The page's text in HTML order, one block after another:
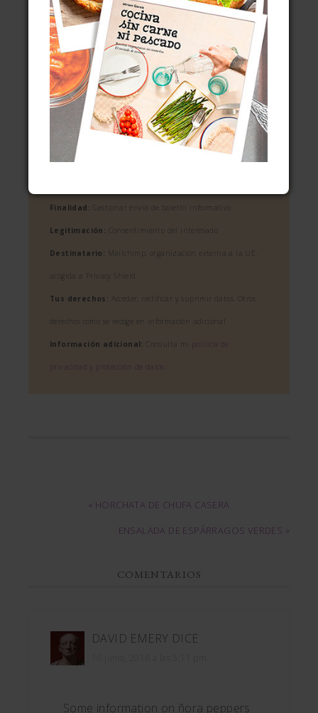
Acepto recibir información sobre
tus cursos y actividades
Información básica sobre protección de
datos
Responsable: Miriam García Martínez/El invitado de
Finalidad: Gestionar envío de boletín informativo
Legitimación: Consentimiento del interesado
Destinatario: Mailchimp, organización externa a la UE,
acogida a Privacy Shield
Tus derechos: Acceder, rectificar y suprimir datos. Otros
derechos como se recoge en información adicional
Información adicional: Consulta mi política de
privacidad y protección de datos
« HORCHATA DE CHUFA CASERA
ENSALADA DE ESPÁRRAGOS VERDES »
COMENTARIOS
DAVID EMERY DICE
Some information on ñora peppers